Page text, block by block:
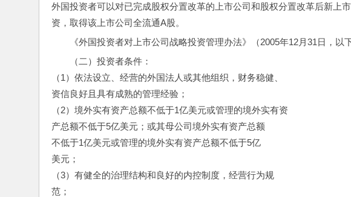
外国投资者可以对已完成股权分置改革的上市公司和股权分置改革后新上
资，取得该上市公司全流通A股。
《外国投资者对上市公司战略投资管理办法》（2005年12月31日，以下
（二）投资者条件：
（1）依法设立、经营的外国法人或其他组织，财务稳健、
资信良好且具有成熟的管理经验；
（2）境外实有资产总额不低于1亿美元或管理的境外实有资
产总额不低于5亿美元；或其母公司境外实有资产总额
不低于1亿美元或管理的境外实有资产总额不低于5亿
美元；
（3）有健全的治理结构和良好的内控制度，经营行为规
范；